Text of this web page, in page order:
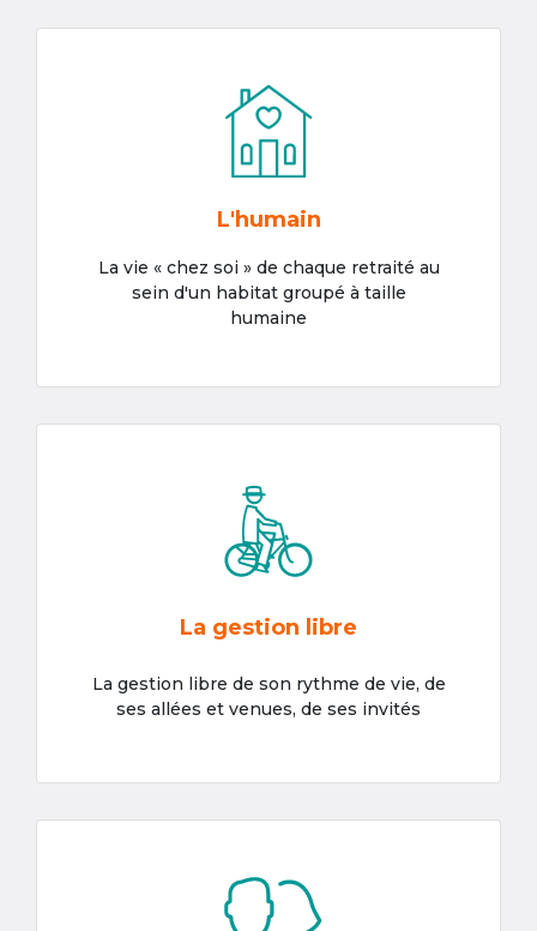
L'humain
La vie « chez soi » de chaque retraité au
sein d'un habitat groupé à taille
humaine
La gestion libre
La gestion libre de son rythme de vie, de
ses allées et venues, de ses invités